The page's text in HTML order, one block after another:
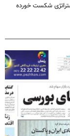
شکست خورده